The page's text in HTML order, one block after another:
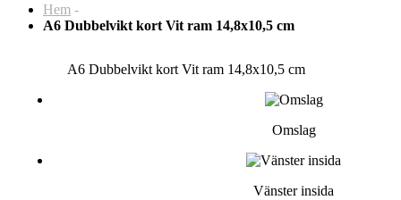
Hem -
A6 Dubbelvikt kort Vit ram 14,8x10,5 cm
A6 Dubbelvikt kort Vit ram 14,8x10,5 cm
Omslag
Vänster insida